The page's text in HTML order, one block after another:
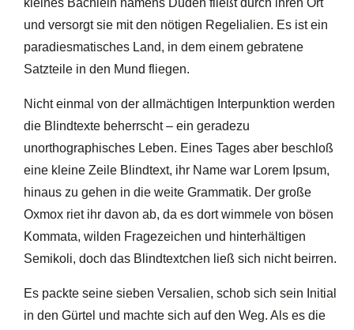
kleines Bächlein namens Duden fließt durch ihren Ort
und versorgt sie mit den nötigen Regelialien. Es ist ein
paradiesmatisches Land, in dem einem gebratene
Satzteile in den Mund fliegen.
Nicht einmal von der allmächtigen Interpunktion werden
die Blindtexte beherrscht – ein geradezu
unorthographisches Leben. Eines Tages aber beschloß
eine kleine Zeile Blindtext, ihr Name war Lorem Ipsum,
hinaus zu gehen in die weite Grammatik. Der große
Oxmox riet ihr davon ab, da es dort wimmele von bösen
Kommata, wilden Fragezeichen und hinterhältigen
Semikoli, doch das Blindtextchen ließ sich nicht beirren.
Es packte seine sieben Versalien, schob sich sein Initial
in den Gürtel und machte sich auf den Weg. Als es die